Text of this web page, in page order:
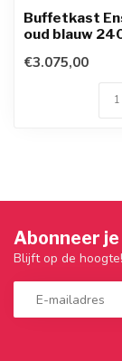
Buffetkast
oud blauw
€3.075,00
Abonneer
Blijft op de hoogte!